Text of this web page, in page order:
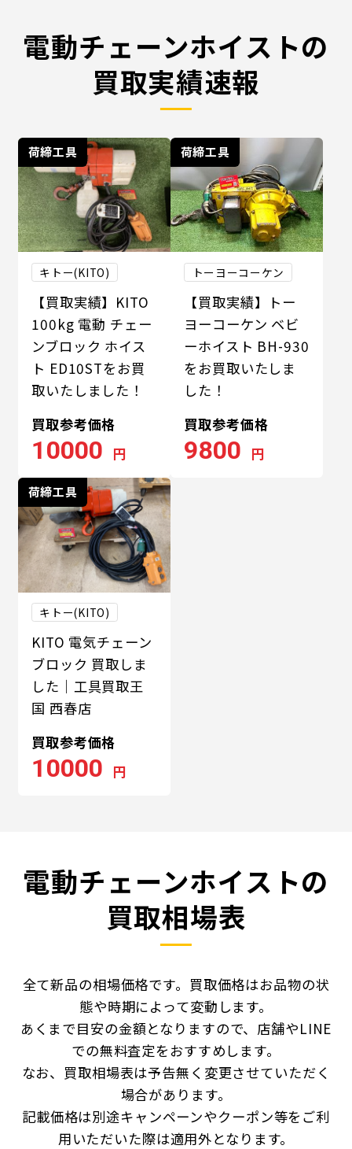
電動チェーンホイストの
買取実績速報
荷締工具
キトー(KITO)
【買取実績】KITO
100kg 電動 チェー
ンブロック ホイス
ト ED10STをお買
取いたしました！
買取参考価格
10000 円
荷締工具
トーヨーコーケン
【買取実績】トー
ヨーコーケン ベビ
ーホイスト BH-930
をお買取いたしま
した！
買取参考価格
9800 円
荷締工具
キトー(KITO)
KITO 電気チェーン
ブロック 買取しま
した｜工具買取王
国 西春店
買取参考価格
10000 円
電動チェーンホイストの
買取相場表
全て新品の相場価格です。買取価格はお品物の状
態や時期によって変動します。
あくまで目安の金額となりますので、店舗やLINE
での無料査定をおすすめします。
なお、買取相場表は予告無く変更させていただく
場合があります。
記載価格は別途キャンペーンやクーポン等をご利
用いただいた際は適用外となります。